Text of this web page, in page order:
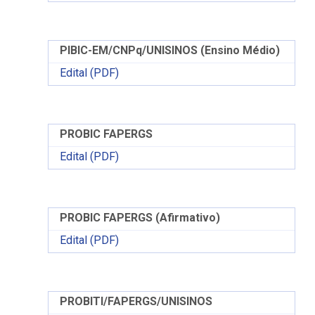
PIBIC-EM/CNPq/UNISINOS (Ensino Médio)
Edital (PDF)
PROBIC FAPERGS
Edital (PDF)
PROBIC FAPERGS (Afirmativo)
Edital (PDF)
PROBITI/FAPERGS/UNISINOS